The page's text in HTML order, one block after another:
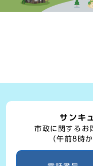
サンキ
市政に関するお
（午前8時